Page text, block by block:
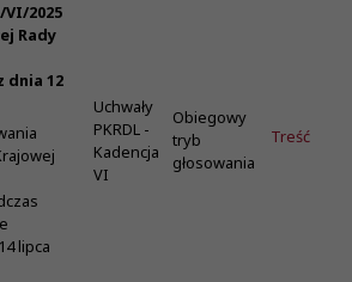
VI/2025
Rady
12
lipca
Uchwały
PKRDL -
Kadencja
VI
Obiegowy
tryb
głosowania
Treść